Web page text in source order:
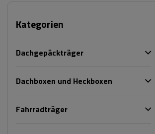
Kategorien
Dachgepäckträger
Dachboxen und Heckboxen
Fahrradträger